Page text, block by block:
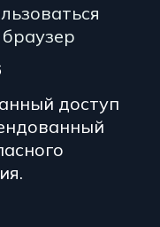
доступ